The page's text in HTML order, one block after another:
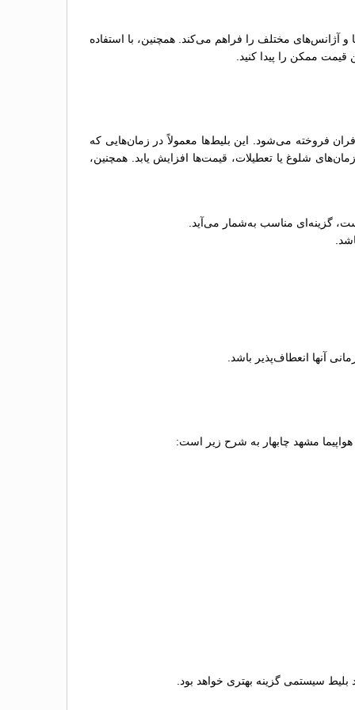
و آژانس‌های مختلف را فراهم می‌کند. همچنین، با استفاده
ممکن را پیدا کنید.
فروخته می‌شود. این بلیط‌ها معمولاً در زمان‌هایی که
شلوغ یا تعطیلات، قیمت‌ها افزایش یابد. همچنین،
گزینه‌ای مناسب به‌شمار می‌آید.
آنها انعطاف‌پذیر باشد.
هواپیما مشهد چابهار به شرح زیر است:
بلیط سیستمی گزینه بهتری خواهد بود.